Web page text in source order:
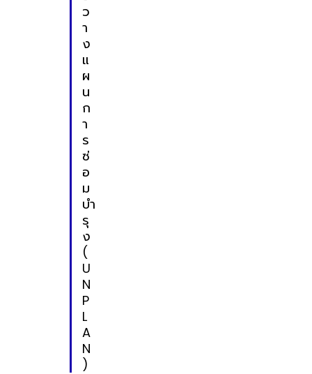
ว
า
ง
แ
ผ
น
ก
า
ร
ซ่
อ
ม
บำ
รุ
ง
(
U
N
P
L
A
N
)